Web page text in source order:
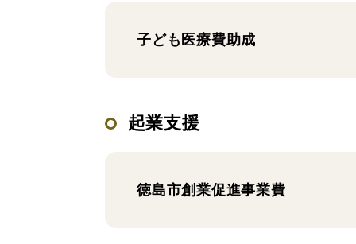
子ども医療費助成
起業支援
徳島市創業促進事業費